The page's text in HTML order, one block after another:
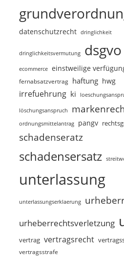
datenschutzrecht dringlichkeit
dringlichkeitsvermutung dsgvo
ecommerce einstweilige
fernabsatzvertrag haftung hwg
irrefuehrung ki
löschungsanspruch
ordnungsmittelantrag pangv
schadenseratz
schadensersatz
unterlassung
unterlassungserklaerung
urheberrechtsverletzung
vertrag vertragsrecht
vertragsstrafe